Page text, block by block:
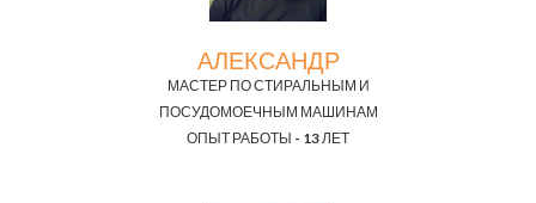
АЛЕКСАНДР
МАСТЕР ПО СТИРАЛЬНЫМ И
ПОСУДОМОЕЧНЫМ МАШИНАМ
ОПЫТ РАБОТЫ - 13 ЛЕТ